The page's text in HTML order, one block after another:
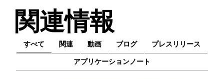
関連情報
すべて 関連 動画 ブログ
プレスリリース
アプリケーションノート